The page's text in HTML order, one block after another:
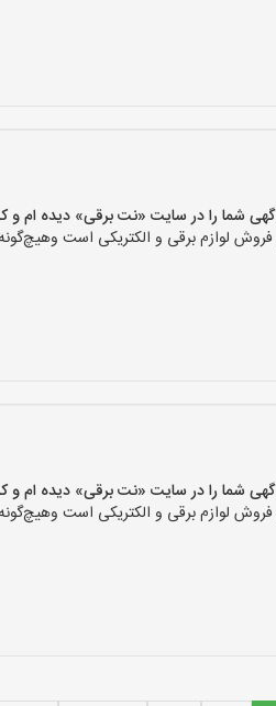
در سایت «نت برقی» دیده ام و کد «آگهی-12» را
لوازم برقی و الکتریکی است
در سایت «نت برقی» دیده ام و کد «آگهی-11» را
لوازم برقی و الکتریکی است